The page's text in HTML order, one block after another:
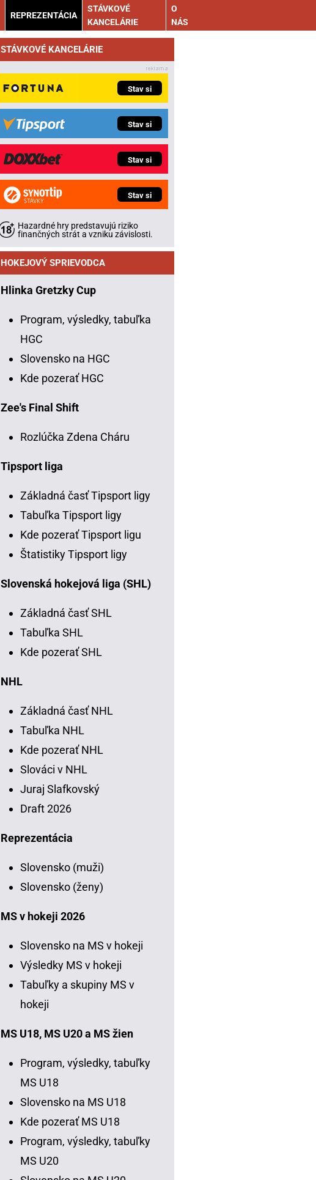
REPREZENTÁCIA
STÁVKOVÉ
KANCELÁRIE
O
NÁS
STÁVKOVÉ KANCELÁRIE
Stav si
Stav si
Stav si
Stav si
Hazardné hry predstavujú riziko
finančných strát a vzniku závislosti.
HOKEJOVÝ SPRIEVODCA
Hlinka Gretzky Cup
Program, výsledky, tabuľka
HGC
Slovensko na HGC
Kde pozerať HGC
Zee's Final Shift
Rozlúčka Zdena Cháru
Tipsport liga
Základná časť Tipsport ligy
Tabuľka Tipsport ligy
Kde pozerať Tipsport ligu
Štatistiky Tipsport ligy
Slovenská hokejová liga (SHL)
Základná časť SHL
Tabuľka SHL
Kde pozerať SHL
NHL
Základná časť NHL
Tabuľka NHL
Kde pozerať NHL
Slováci v NHL
Juraj Slafkovský
Draft 2026
Reprezentácia
Slovensko (muži)
Slovensko (ženy)
MS v hokeji 2026
Slovensko na MS v hokeji
Výsledky MS v hokeji
Tabuľky a skupiny MS v
hokeji
MS U18, MS U20 a MS žien
Program, výsledky, tabuľky
MS U18
Slovensko na MS U18
Kde pozerať MS U18
Program, výsledky, tabuľky
MS U20